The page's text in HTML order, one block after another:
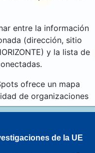
entre la información
(dirección, sitio
y la lista de
ofrece un mapa
de organizaciones
16
de la UE